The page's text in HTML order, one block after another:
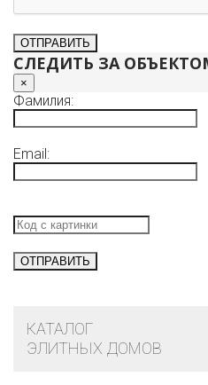
СЛЕДИТЬ ЗА
×
Фамилия:
Email:
КАТАЛОГ
ЭЛИТНЫХ ДОМОВ